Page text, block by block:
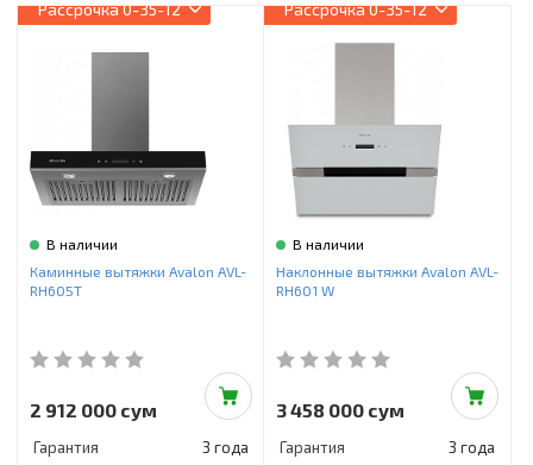
Инструменты и техника
Товары для дома
Пылесосы
Фильтры для воды
Сантехника
Рассрочка0-35-12
В наличии
Каминные вытяжки Avalon AVL-
RH605T
2 912 000 сум
Гарантия 3 года
Рассрочка0-35-12
В наличии
Наклонные вытяжки Avalon AVL-
RH601 W
3 458 000 сум
Гарантия 3 года